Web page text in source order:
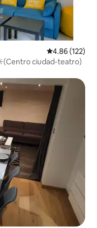
Calificación
4.86 (122)
ciudad-teatro)